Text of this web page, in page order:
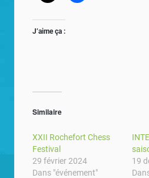
J’aime ça :
Similaire
XXII Rochefort Chess
Festival
29 février 2024
Dans "événement"
19